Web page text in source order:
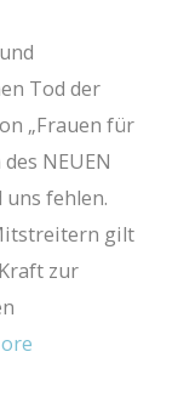
Tod der
„Frauen für
NEUEN
uns fehlen.
gilt
zur